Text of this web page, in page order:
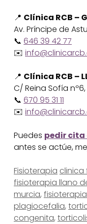
📍 Clínica RCB –
Av. Príncipe de
📞 646 39 42 77
✉️
📍 Clínica RCB –
C/ Reina Sofía
📞 670 95 31 11
✉️
Puedes pedir cita
antes se actúe,
Categorías
Fisioterapia
fisioterapia llano
murcia,
plagiocefalia,
congenita,